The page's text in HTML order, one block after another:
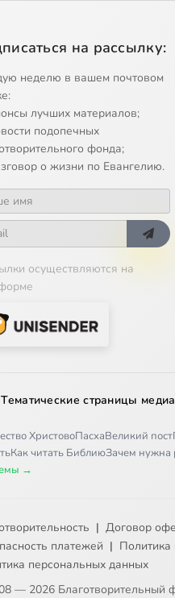
на рассылку:
неделю в вашем почтовом
лучших материалов;
подопечных
фонда;
о жизни по Евангелию.
осуществляются на
Тематические страницы
ХристовоПасхаВеликий пост
Как читать БиблиюЗачем нужна
→
| Договор
платежей | Политика
персональных данных
— 2026